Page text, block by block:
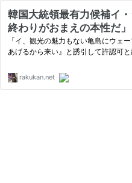
韓国大統領最有力候補イ
終わりがおまえの本性だ
「イ、観光の魅力もない亀島にウェーブパーク誘致」···「亀島失敗自慢」（聯合
あげるから来い』と誘引して許認可
rakukan.net